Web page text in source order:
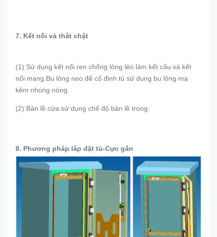
7. Kết nối và thắt chặt
(1) Sử dụng kết nối ren chống lỏng lẻo làm kết cấu và kết
nối mang.Bu lông neo để cố định tủ sử dụng bu lông mạ
kẽm nhúng nóng.
(2) Bản lề cửa sử dụng chế độ bản lề trong.
8. Phương pháp lắp đặt tủ-Cực gắn